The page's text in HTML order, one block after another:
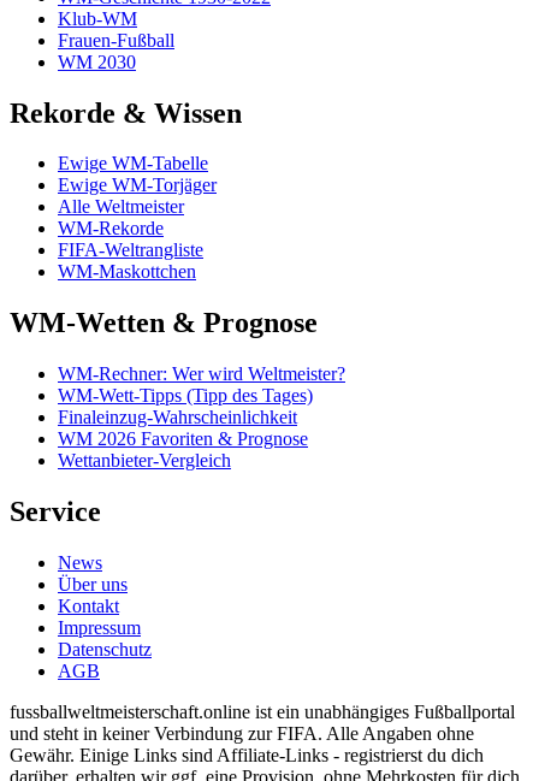
Klub-WM
Frauen-Fußball
WM 2030
Rekorde & Wissen
Ewige WM-Tabelle
Ewige WM-Torjäger
Alle Weltmeister
WM-Rekorde
FIFA-Weltrangliste
WM-Maskottchen
WM-Wetten & Prognose
WM-Rechner: Wer wird Weltmeister?
WM-Wett-Tipps (Tipp des Tages)
Finaleinzug-Wahrscheinlichkeit
WM 2026 Favoriten & Prognose
Wettanbieter-Vergleich
Service
News
Über uns
Kontakt
Impressum
Datenschutz
AGB
fussballweltmeisterschaft.online ist ein unabhängiges Fußballportal
und steht in keiner Verbindung zur FIFA. Alle Angaben ohne
Gewähr. Einige Links sind Affiliate-Links - registrierst du dich
darüber, erhalten wir ggf. eine Provision, ohne Mehrkosten für dich.